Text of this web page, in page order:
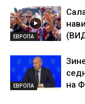
ЕВРОПА
ЕВРОПА
на